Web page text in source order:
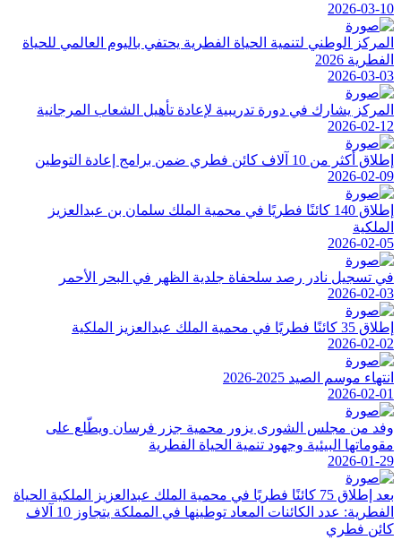
2026-03-10
المركز الوطني لتنمية الحياة الفطرية يحتفي باليوم العالمي للحياة
الفطرية 2026
2026-03-03
المركز يشارك في دورة تدريبية لإعادة تأهيل الشعاب المرجانية
2026-02-12
إطلاق أكثر من 10 آلاف كائن فطري ضمن برامج إعادة التوطين
2026-02-09
إطلاق 140 كائنًا فطريًا في محمية الملك سلمان بن عبدالعزيز
الملكية
2026-02-05
في تسجيل نادر رصد سلحفاة جلدية الظهر في البحر الأحمر
2026-02-03
إطلاق 35 كائنًا فطريًا في محمية الملك عبدالعزيز الملكية
2026-02-02
انتهاء موسم الصيد 2025-2026
2026-02-01
وفد من مجلس الشورى يزور محمية جزر فرسان ويطّلع على
مقوماتها البيئية وجهود تنمية الحياة الفطرية
2026-01-29
بعد إطلاق 75 كائنًا فطريًا في محمية الملك عبدالعزيز الملكية الحياة
الفطرية: عدد الكائنات المعاد توطينها في المملكة يتجاوز 10 آلاف
كائن فطري